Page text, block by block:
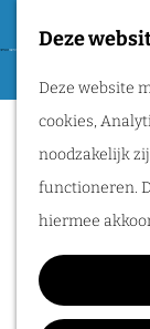
Deze
Deze website
cookies,
noodzakelijk
functioneren.
hiermee
a
F
a
v
o
r
i
e
e
e
u